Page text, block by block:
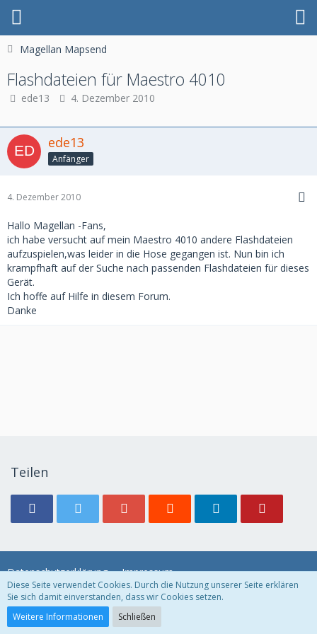
Magellan Mapsend
Flashdateien für Maestro 4010
ede13 4. Dezember 2010
ede13
Anfänger
4. Dezember 2010
Hallo Magellan -Fans,
ich habe versucht auf mein Maestro 4010 andere Flashdateien
aufzuspielen,was leider in die Hose gegangen ist. Nun bin ich
krampfhaft auf der Suche nach passenden Flashdateien für dieses
Gerät.
Ich hoffe auf Hilfe in diesem Forum.
Danke
Teilen
Datenschutzerklärung Impressum
Community-Software:
Diese Seite verwendet Cookies. Durch die Nutzung unserer Seite erklären
Sie sich damit einverstanden, dass wir Cookies setzen.
Weitere Informationen
Schließen